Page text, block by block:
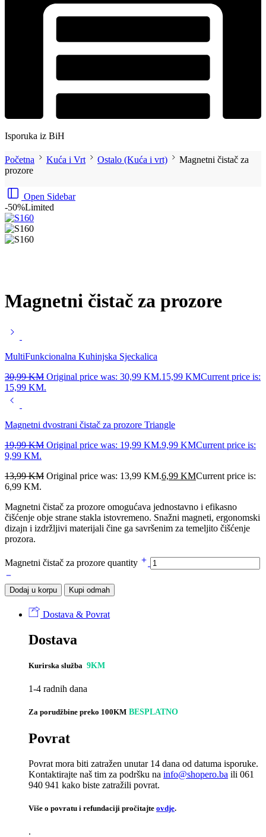
Isporuka iz BiH
Početna Kuća i Vrt Ostalo (Kuća i vrt)
Magnetni čistač za
prozore
Open Sidebar
-50%Limited
Magnetni čistač za prozore
MultiFunkcionalna Kuhinjska Sjeckalica
30,99KM Original price was: 30,99 KM.15,99 KMCurrent price is:
15,99 KM.
Magnetni dvostrani čistač za prozore Triangle
19,99KM Original price was: 19,99 KM.9,99 KMCurrent price is:
9,99 KM.
13,99KM Original price was: 13,99 KM.6,99 KMCurrent price is:
6,99 KM.
Magnetni čistač za prozore omogućava jednostavno i efikasno
čišćenje obje strane stakla istovremeno. Snažni magneti, ergonomski
dizajn i izdržljivi materijali čine ga savršenim za temeljito čišćenje
prozora.
Magnetni čistač za prozore quantity
Dodaj u korpu Kupi odmah
Dostava & Povrat
Dostava
Kurirska služba 9KM
1-4 radnih dana
Za porudžbine preko 100KM BESPLATNO
Povrat
Povrat mora biti zatražen unutar 14 dana od datuma isporuke.
Kontaktirajte naš tim za podršku na info@shopero.ba ili 061
940 941 kako biste zatražili povrat.
Više o povratu i refundaciji pročitajte ovdje.
.